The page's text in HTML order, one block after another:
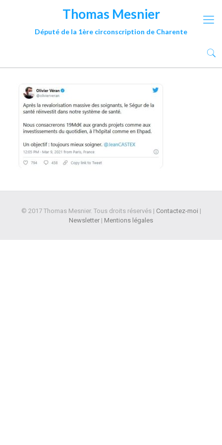
Thomas Mesnier
Député de la 1ère circonscription de Charente
© 2017 Thomas Mesnier. Tous droits réservés | Contactez-moi |
Newsletter | Mentions légales